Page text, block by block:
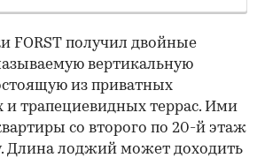
FORST получил двойные
вертикальную
из приватных
и трапециевидных террас. Ими
со второго по 20-й этаж
Длина лоджий может доходить